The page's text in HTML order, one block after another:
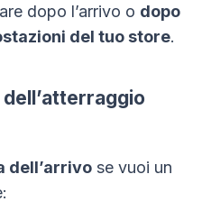
dopo l’arrivo o dopo
del tuo store.
dell’arrivo se vuoi un